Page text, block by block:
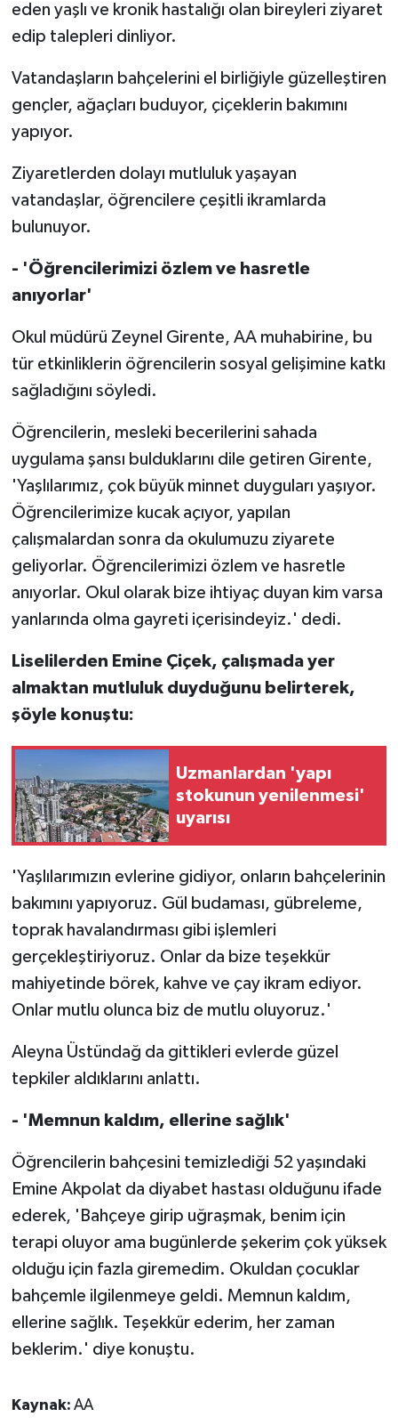
eden yaşlı ve kronik hastalığı olan bireyleri ziyaret
edip talepleri dinliyor.
Vatandaşların bahçelerini el birliğiyle güzelleştiren
gençler, ağaçları buduyor, çiçeklerin bakımını
yapıyor.
Ziyaretlerden dolayı mutluluk yaşayan
vatandaşlar, öğrencilere çeşitli ikramlarda
bulunuyor.
- 'Öğrencilerimizi özlem ve hasretle
anıyorlar'
Okul müdürü Zeynel Girente, AA muhabirine, bu
tür etkinliklerin öğrencilerin sosyal gelişimine katkı
sağladığını söyledi.
Öğrencilerin, mesleki becerilerini sahada
uygulama şansı bulduklarını dile getiren Girente,
'Yaşlılarımız, çok büyük minnet duyguları yaşıyor.
Öğrencilerimize kucak açıyor, yapılan
çalışmalardan sonra da okulumuzu ziyarete
geliyorlar. Öğrencilerimizi özlem ve hasretle
anıyorlar. Okul olarak bize ihtiyaç duyan kim varsa
yanlarında olma gayreti içerisindeyiz.' dedi.
Liselilerden Emine Çiçek, çalışmada yer
almaktan mutluluk duyduğunu belirterek,
şöyle konuştu:
Uzmanlardan 'yapı
stokunun yenilenmesi'
uyarısı
'Yaşlılarımızın evlerine gidiyor, onların bahçelerinin
bakımını yapıyoruz. Gül budaması, gübreleme,
toprak havalandırması gibi işlemleri
gerçekleştiriyoruz. Onlar da bize teşekkür
mahiyetinde börek, kahve ve çay ikram ediyor.
Onlar mutlu olunca biz de mutlu oluyoruz.'
Aleyna Üstündağ da gittikleri evlerde güzel
tepkiler aldıklarını anlattı.
- 'Memnun kaldım, ellerine sağlık'
Öğrencilerin bahçesini temizlediği 52 yaşındaki
Emine Akpolat da diyabet hastası olduğunu ifade
ederek, 'Bahçeye girip uğraşmak, benim için
terapi oluyor ama bugünlerde şekerim çok yüksek
olduğu için fazla giremedim. Okuldan çocuklar
bahçemle ilgilenmeye geldi. Memnun kaldım,
ellerine sağlık. Teşekkür ederim, her zaman
beklerim.' diye konuştu.
Kaynak: AA